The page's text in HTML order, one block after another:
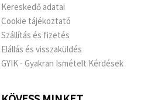
Kereskedő adatai
Cookie tájékoztató
Szállítás és fizetés
Elállás és visszaküldés
GYIK - Gyakran Ismételt Kérdések